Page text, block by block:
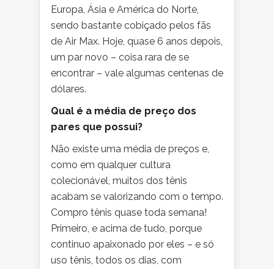
Europa, Ásia e América do Norte,
sendo bastante cobiçado pelos fãs
de Air Max. Hoje, quase 6 anos depois,
um par novo – coisa rara de se
encontrar – vale algumas centenas de
dólares.
Qual é a média de preço dos
pares que possui?
Não existe uma média de preços e,
como em qualquer cultura
colecionável, muitos dos tênis
acabam se valorizando com o tempo.
Compro tênis quase toda semana!
Primeiro, e acima de tudo, porque
continuo apaixonado por eles – e só
uso tênis, todos os dias, com